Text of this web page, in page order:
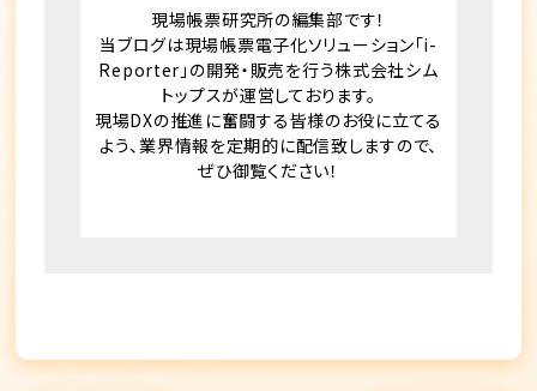
現場帳票研究所の編集部です！
当ブログは現場帳票電子化ソリューション「i-
Reporter」の開発・販売を行う株式会社シム
トップスが運営しております。
現場DXの推進に奮闘する皆様のお役に立てる
よう、業界情報を定期的に配信致しますので、
ぜひ御覧ください！